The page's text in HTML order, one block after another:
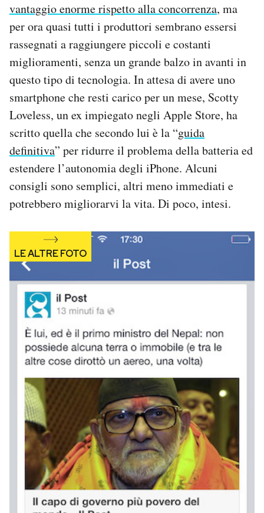
Area Personale
Newsletter
Notifiche mobile
Regala il Post
Hai bisogno di aiuto?
vantaggio enorme rispetto alla concorrenza, ma
per ora quasi tutti i produttori sembrano essersi
rassegnati a raggiungere piccoli e costanti
miglioramenti, senza un grande balzo in avanti in
questo tipo di tecnologia. In attesa di avere uno
smartphone che resti carico per un mese, Scotty
Loveless, un ex impiegato negli Apple Store, ha
scritto quella che secondo lui è la “guida
definitiva” per ridurre il problema della batteria ed
estendere l’autonomia degli iPhone. Alcuni
consigli sono semplici, altri meno immediati e
potrebbero migliorarvi la vita. Di poco, intesi.